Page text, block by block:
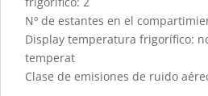
Nº de estantes en el
Display temperatura frigorífico:
temperat
Clase de emisiones de ruido